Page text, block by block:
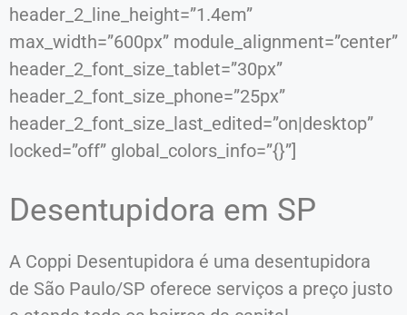
header_2_line_height=”1.4em”
max_width=”600px” module_alignment=”center”
header_2_font_size_tablet=”30px”
header_2_font_size_phone=”25px”
header_2_font_size_last_edited=”on|desktop”
locked=”off” global_colors_info=”{}”]
Desentupidora em SP
A Coppi Desentupidora é uma desentupidora
de São Paulo/SP oferece serviços a preço justo